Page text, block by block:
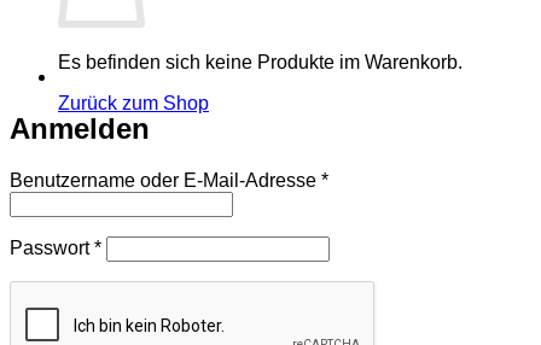
Es befinden sich keine Produkte im Warenkorb.
Zurück zum Shop
Anmelden
Benutzername oder E-Mail-Adresse *Erforderlich
Passwort*Erforderlich